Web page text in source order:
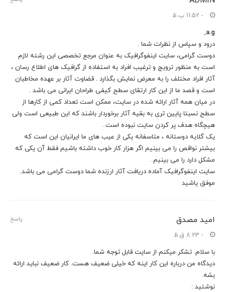
- 11:52 ب.ظ
a.g
,
درود و سپاس از نظرات شما .
دوست گرامی، سایت اینفوگرافیک به عنوان مرجع تخصصی این رشته لازم
است به منظور ترویج و ترغیب افراد به استفاده از گرافیک های اطلاع رسان ،
آثار افراد مختلف را به معرض نمایش بگذارد . قضاوت آثار بر عهده مخاطبان
است و قصد ما از این کار ارتقای سطح کیفی طراحان ایرانی می باشد .
در میان همه آثار ارائه شده در سایت، ممکن است تعداد کمی از کارها از
سطح نسبتا پایین تری به بقیه آثار برخوردار باشند که این طبیعی است ولی
هیچگاه هدف پر کردن سایت نبوده است .
یک گلایه دوستانه ، متاسفانه یکی از عیب های ما ایرانیان این است که
بیشتر نواقص را می بینیم اگر هزار کار خوب داشته باشیم فقط آن یکی که
مشکل دارد را می بینیم .
سایت اینفوگرافیک آماده دریافت آثار ارزنده شما دوست گرامی می باشد.
موفق یاشید
امید مصدق
- 8:23 ق.ظ
با سلام. تشکر میکنم از سایت قابل توجه شما.
دیدگاه من درباره این کار اینه که خیلی ضعیف هست. کار ضعیف نباید ارائه
بشه.
نوشتید :
پاسخ